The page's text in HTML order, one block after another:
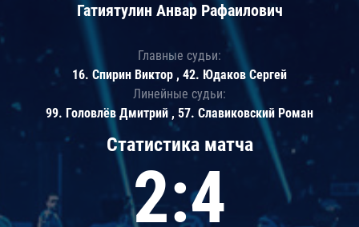
Статистика матча
2:4
Гатиятулин Анвар Рафаилович
Главные судьи:
16. Спирин Виктор , 42. Юдаков Сергей
Линейные судьи:
99. Головлёв Дмитрий , 57. Славиковский Роман